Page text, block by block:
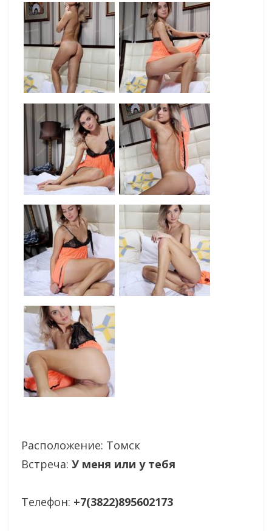
Расположение: Томск
Встреча: У меня или у тебя
Телефон: +7(3822)895602173